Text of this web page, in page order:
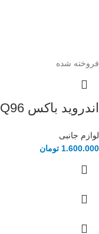
فروخته شده
اندروید باکس TV STICK Q96
لوازم جانبی
1.600.000 تومان